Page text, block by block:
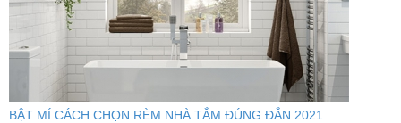
BẬT MÍ CÁCH CHỌN RÈM NHÀ TẮM ĐÚNG ĐẮN 2021